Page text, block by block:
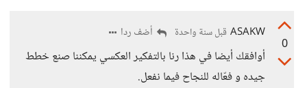
0
ASAKW قبل سنة واحدة أضف ردا
أوافقك أيضا في هذا رنا بالتفكير العكسي يمكننا صنع خطط
جيده و فعّاله للنجاح فيما نفعل.